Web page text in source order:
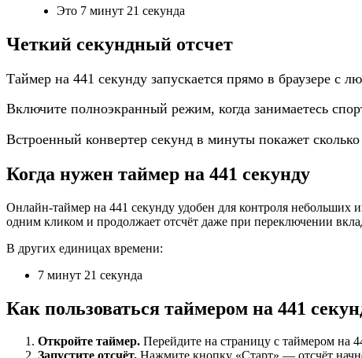
Это 7 минут 21 секунда
Четкий секундный отсчет
Таймер на 441 секунду запускается прямо в браузере с
Включите полноэкранный режим, когда занимаетесь
Встроенный конвертер секунд в минуты покажет
Когда нужен таймер на 441 секунду
Онлайн-таймер на 441 секунду удобен для контроля небольших
одним кликом и продолжает отсчёт даже при переключении
В других единицах времени:
7 минут 21 секунда
Как пользоваться таймером на 441
Откройте таймер. Перейдите на страницу с таймером на